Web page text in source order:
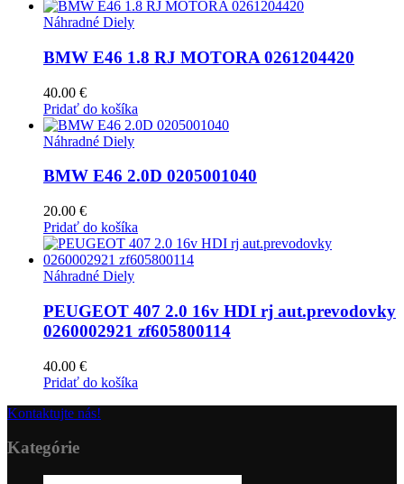
Náhradné Diely
BMW E46 1.8 RJ MOTORA 0261204420
40.00 €
Pridať do košíka
Náhradné Diely
BMW E46 2.0D 0205001040
20.00 €
Pridať do košíka
Náhradné Diely
PEUGEOT 407 2.0 16v HDI rj aut.prevodovky
0260002921 zf605800114
40.00 €
Pridať do košíka
Kontaktujte nás!
Kategórie